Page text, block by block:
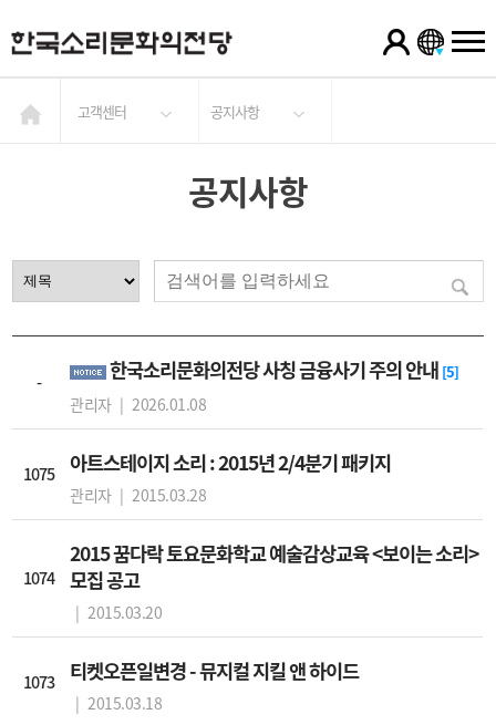
고객센터 공지사항
공지사항
- 한국소리문화의전당 사칭 금융사기 주의 안내 [5]
관리자 | 2026.01.08
1075 아트스테이지 소리 : 2015년 2/4분기 패키지
관리자 | 2015.03.28
1074
2015 꿈다락 토요문화학교 예술감상교육 <보이는 소리>
모집 공고
| 2015.03.20
1073 티켓오픈일변경 - 뮤지컬 지킬 앤 하이드
| 2015.03.18